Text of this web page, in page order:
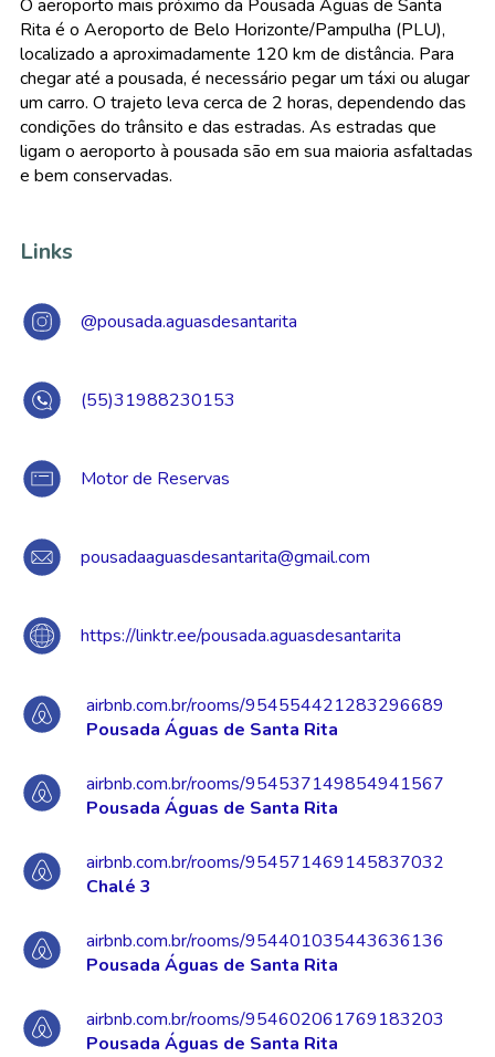
O aeroporto mais próximo da Pousada Águas de Santa
Rita é o Aeroporto de Belo Horizonte/Pampulha (PLU),
localizado a aproximadamente 120 km de distância. Para
chegar até a pousada, é necessário pegar um táxi ou alugar
um carro. O trajeto leva cerca de 2 horas, dependendo das
condições do trânsito e das estradas. As estradas que
ligam o aeroporto à pousada são em sua maioria asfaltadas
e bem conservadas.
Links
@pousada.aguasdesantarita
(55)31988230153
Motor de Reservas
pousadaaguasdesantarita@gmail.com
https://linktr.ee/pousada.aguasdesantarita
airbnb.com.br/rooms/954554421283296689
Pousada Águas de Santa Rita
airbnb.com.br/rooms/954537149854941567
Pousada Águas de Santa Rita
airbnb.com.br/rooms/954571469145837032
Chalé 3
airbnb.com.br/rooms/954401035443636136
Pousada Águas de Santa Rita
airbnb.com.br/rooms/954602061769183203
Pousada Águas de Santa Rita